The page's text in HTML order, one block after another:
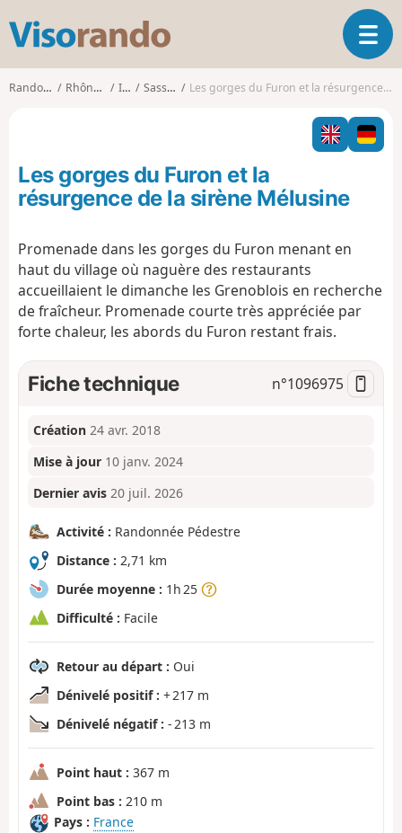
s
o
O
u
i
r
l
a
n
Randonnées Rhône-Alpes Isère Sassenage Les gorges du Furon et la résurgence de la sirène Mélusine
Les gorges du Furon et la
résurgence de la sirène Mélusine
Promenade dans les gorges du Furon menant en
haut du village où naguère des restaurants
accueillaient le dimanche les Grenoblois en recherche
de fraîcheur. Promenade courte très appréciée par
forte chaleur, les abords du Furon restant frais.
Fiche technique n°1096975
Création 24 avr. 2018
Mise à jour 10 janv. 2024
Dernier avis 20 juil. 2026
Activité : Randonnée Pédestre
Distance : 2,71 km
Durée moyenne : 1h 25
Difficulté : Facile
Retour au départ : Oui
Dénivelé positif : + 217 m
Dénivelé négatif : - 213 m
Point haut : 367 m
Point bas : 210 m
Pays : France